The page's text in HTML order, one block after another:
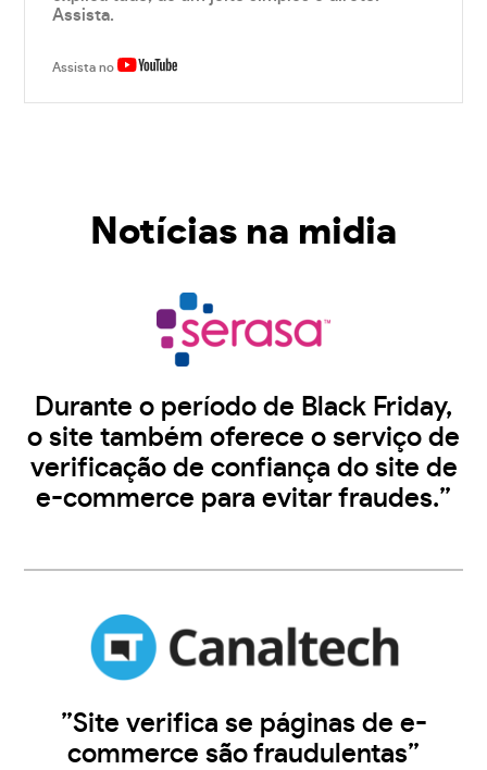
Assista.
Assista no
Notícias na midia
Durante o período de Black Friday,
o site também oferece o serviço de
verificação de confiança do site de
e-commerce para evitar fraudes.”
”Site verifica se páginas de e-
commerce são fraudulentas”